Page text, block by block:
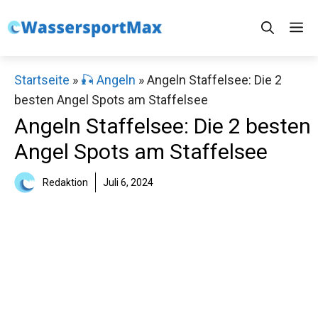
Inhalt
Startseite » 🎣 Angeln »Angeln Staffelsee: Die 2
besten Angel Spots am Staffelsee
Angeln Staffelsee: Die 2 besten
Angel Spots am Staffelsee
Redaktion Juli 6, 2024